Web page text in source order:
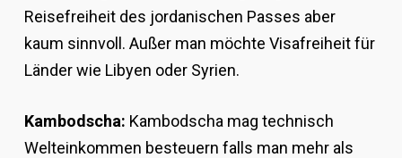
Reisefreiheit des jordanischen Passes aber
kaum sinnvoll. Außer man möchte Visafreiheit für
Länder wie Libyen oder Syrien.
Kambodscha: Kambodscha mag technisch
Welteinkommen besteuern falls man mehr als